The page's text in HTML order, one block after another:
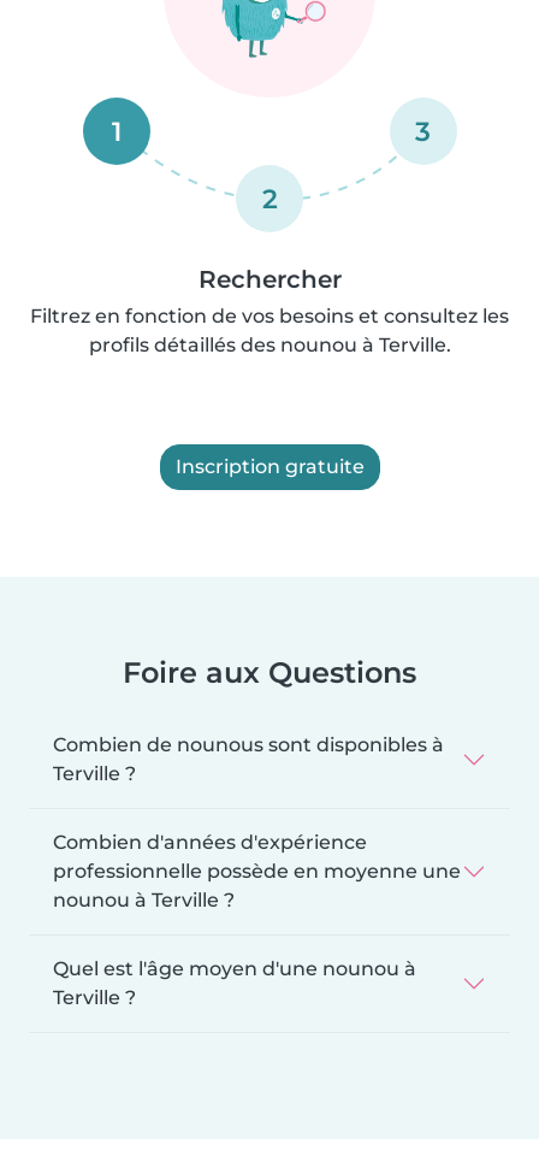
1
2
3
Rechercher
Filtrez en fonction de vos besoins et consultez les
profils détaillés des nounou à Terville.
Inscription gratuite
Foire aux Questions
Combien de nounous sont disponibles à
Terville ?
Combien d'années d'expérience
professionnelle possède en moyenne une
nounou à Terville ?
Quel est l'âge moyen d'une nounou à
Terville ?